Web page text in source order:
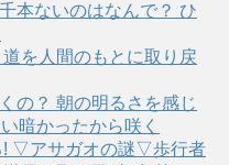
本ないのはなんで？ ひ
を人間のもとに取り戻
の？ 朝の明るさを感じ
暗かったから咲く
! ▽アサガオの謎▽歩行者